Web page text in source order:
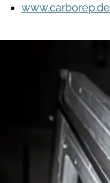
www.carborep.de